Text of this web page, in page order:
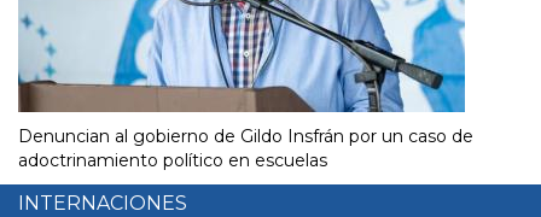
Denuncian al gobierno de Gildo Insfrán por un caso de
adoctrinamiento político en escuelas
INTERNACIONES